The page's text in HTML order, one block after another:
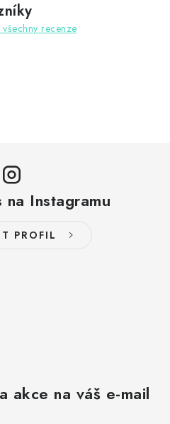
recenze
na Instagramu
PROFIL
akce na váš e-mail